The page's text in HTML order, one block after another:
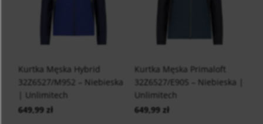
Kurtka Męska Hybrid
32Z6527/M952 – Niebieska
| Unlimitech
649,99 zł
Kurtka Męska Primaloft
32Z6527/E905 – Niebieska |
Unlimitech
649,99 zł